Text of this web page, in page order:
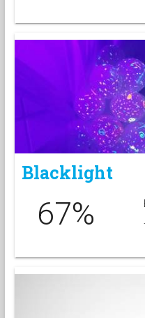
Blacklight
67%